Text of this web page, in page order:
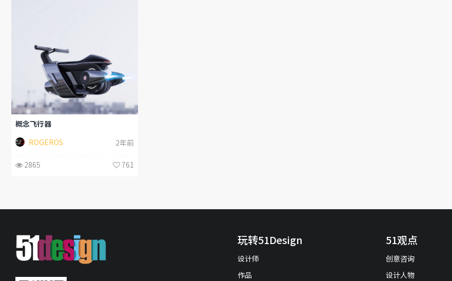
概念飞行器
ROGEROS
2年前
2865 761
玩转51Design
设计师
作品
51观点
创意咨询
设计人物